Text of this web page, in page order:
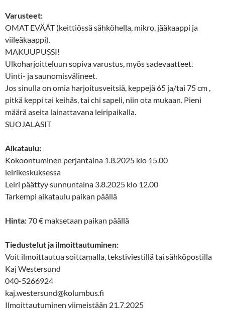
Varusteet:
OMAT EVÄÄT (keittiössä sähköhella, mikro, jääkaappi ja
viileäkaappi).
MAKUUPUSSI!
Ulkoharjoitteluun sopiva varustus, myös sadevaatteet.
Uinti- ja saunomisvälineet.
Jos sinulla on omia harjoitusveitsiä, keppejä 65 ja/tai 75 cm ,
pitkä keppi tai keihäs, tai chi sapeli, niin ota mukaan. Pieni
määrä aseita lainattavana leiripaikalla.
SUOJALASIT
Aikataulu:
Kokoontuminen perjantaina 1.8.2025 klo 15.00
leirikeskuksessa
Leiri päättyy sunnuntaina 3.8.2025 klo 12.00
Tarkempi aikataulu paikan päällä
Hinta:70 € maksetaan paikan päällä
Tiedustelut ja ilmoittautuminen:
Voit ilmoittautua soittamalla, tekstiviestillä tai sähköpostilla
Kaj Westersund
040-5266924
kaj.westersund@kolumbus.fi
Ilmoittautuminen viimeistään 21.7.2025